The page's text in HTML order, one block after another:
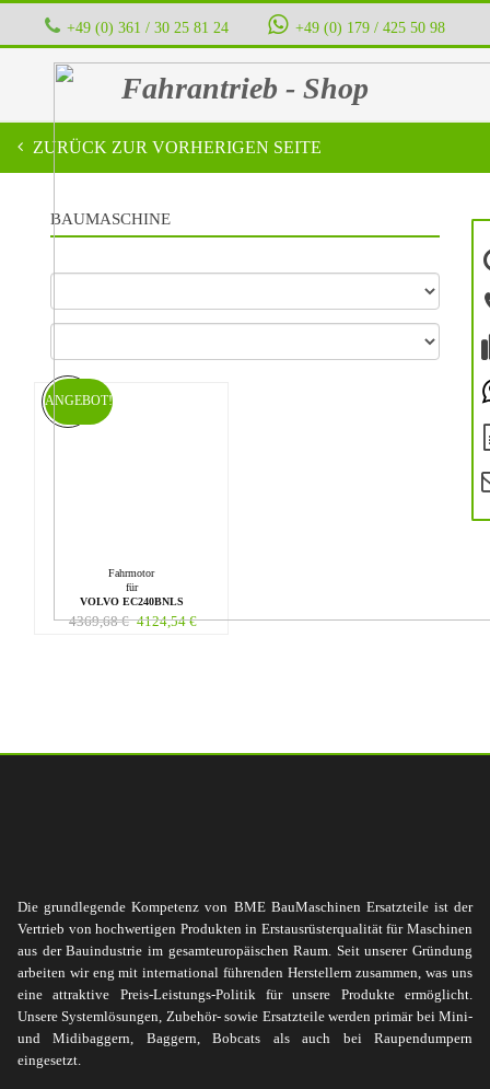
+49 (0) 361 / 30 25 81 24 ‭ ‭ ‭ ‭ +49 (0) 179 / 425 50 98
Fahrantrieb - Shop
ZURÜCK ZUR VORHERIGEN SEITE
BAUMASCHINE
Fahrmotor
für
VOLVO EC240BNLS
4369,68€ 4124,54€
ANGEBOT!
Die grundlegende Kompetenz von BME BauMaschinen Ersatzteile ist der
Vertrieb von hochwertigen Produkten in Erstausrüsterqualität für Maschinen
aus der Bauindustrie im gesamteuropäischen Raum. Seit unserer Gründung
arbeiten wir eng mit international führenden Herstellern zusammen, was uns
eine attraktive Preis-Leistungs-Politik für unsere Produkte ermöglicht.
Unsere Systemlösungen, Zubehör- sowie Ersatzteile werden primär bei Mini-
und Midibaggern, Baggern, Bobcats als auch bei Raupendumpern
eingesetzt.